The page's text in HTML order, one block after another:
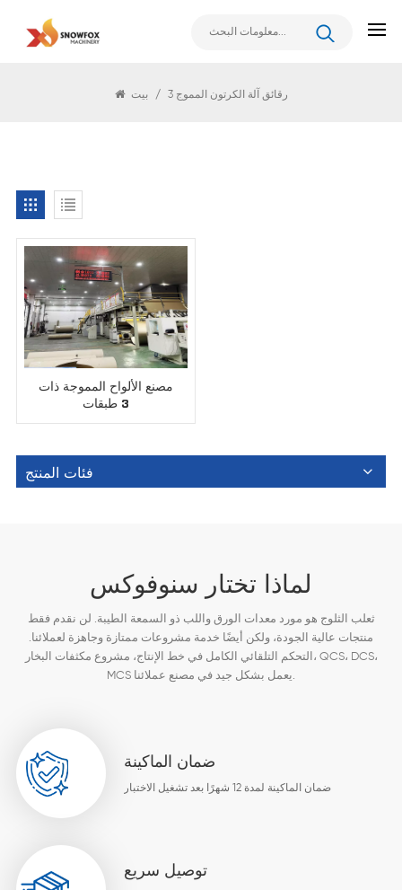
بيت / 3 رقائق آلة الكرتون المموج
مصنع الألواح المموجة ذات
3 طبقات
فئات المنتج
لماذا تختار سنوفوكس
ثعلب الثلوج هو مورد معدات الورق واللب ذو السمعة الطيبة. لن نقدم فقط
منتجات عالية الجودة، ولكن أيضًا خدمة مشروعات ممتازة وجاهزة لعملائنا.
التحكم التلقائي الكامل في خط الإنتاج، مشروع مكثفات البخار، QCS، DCS،
MCS يعمل بشكل جيد في مصنع عملائنا.
ضمان الماكينة
ضمان الماكينة لمدة 12 شهرًا بعد تشغيل الاختبار
توصيل سريع